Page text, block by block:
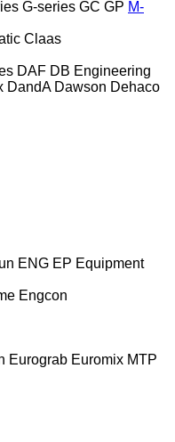
G-series GC GP M-
Claas
DAF DB Engineering
DandA Dawson Dehaco
ENG EP Equipment
Engcon
Eurograb Euromix MTP